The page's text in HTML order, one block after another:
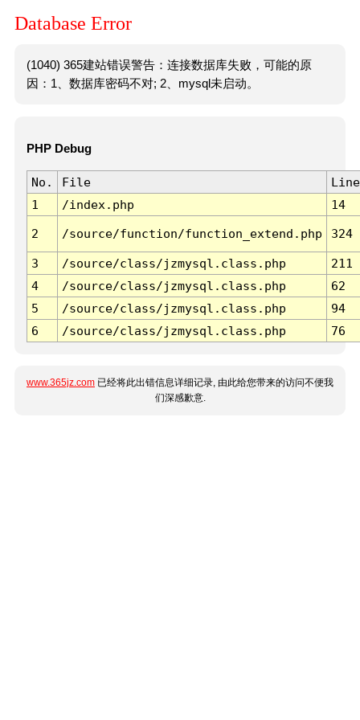
Database Error
(1040) 365建站错误警告：连接数据库失败，可能的原
因：1、数据库密码不对; 2、mysql未启动。
PHP Debug
No. File
Line
1
/index.php 14
2 /source/function/function_extend.php 324
3 /source/class/jzmysql.class.php
211
4
/source/class/jzmysql.class.php
62
5
/source/class/jzmysql.class.php
94
6
/source/class/jzmysql.class.php 76
www.365jz.com 已经将此出错信息详细记录, 由此给您带来的访问不便我
们深感歉意.